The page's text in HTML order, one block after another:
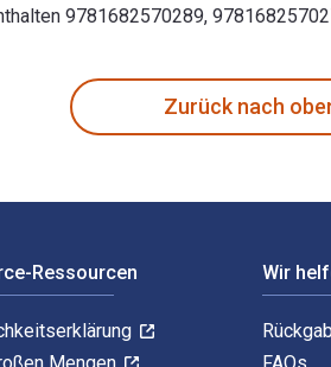
9781682570289,
Zurück nach
Ressourcen Wir